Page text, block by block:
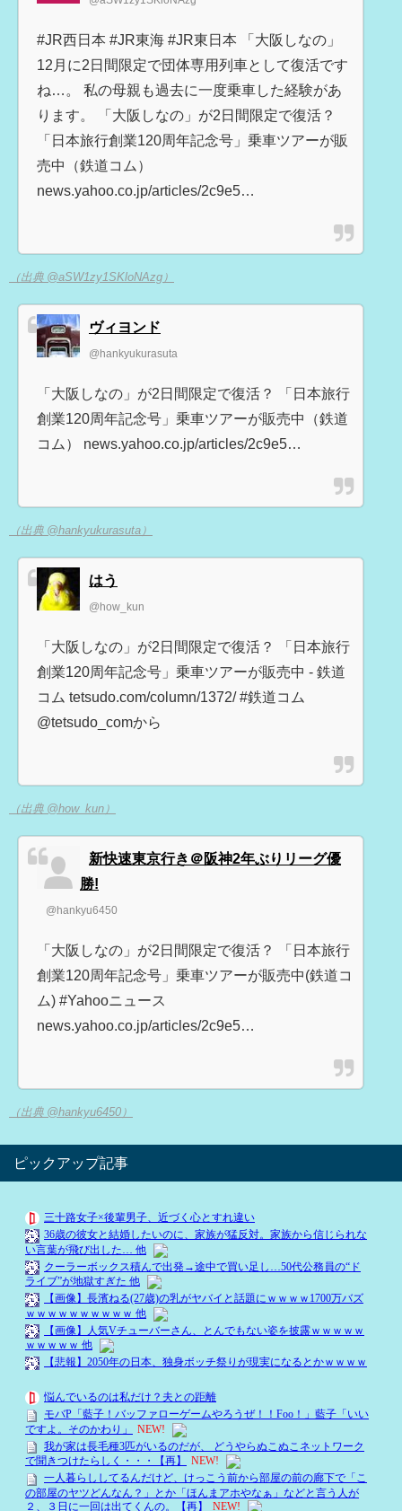
#JR西日本 #JR東海 #JR東日本 「大阪しなの」
12月に2日間限定で団体専用列車として復活です
ね…。 私の母親も過去に一度乗車した経験があ
ります。 「大阪しなの」が2日間限定で復活？
「日本旅行創業120周年記念号」乗車ツアーが販
売中（鉄道コム）
news.yahoo.co.jp/articles/2c9e5…
（出典 @aSW1zy1SKloNAzg）
ヴィヨンド
@hankyukurasuta
「大阪しなの」が2日間限定で復活？ 「日本旅行
創業120周年記念号」乗車ツアーが販売中（鉄道
コム） news.yahoo.co.jp/articles/2c9e5…
（出典 @hankyukurasuta）
はう
@how_kun
「大阪しなの」が2日間限定で復活？ 「日本旅行
創業120周年記念号」乗車ツアーが販売中 - 鉄道
コム tetsudo.com/column/1372/ #鉄道コム
@tetsudo_comから
（出典 @how_kun）
新快速東京行き＠阪神2年ぶりリーグ優
勝!
@hankyu6450
「大阪しなの」が2日間限定で復活？ 「日本旅行
創業120周年記念号」乗車ツアーが販売中(鉄道コ
ム) #Yahooニュース
news.yahoo.co.jp/articles/2c9e5…
（出典 @hankyu6450）
ピックアップ記事